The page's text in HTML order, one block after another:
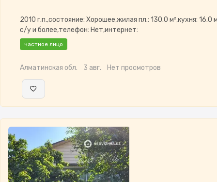
2010 г.п.,состояние: Хорошее,жилая пл.: 130.0 м²,кухня: 16.0
с/у и более,телефон: Нет,интернет:
Проводной,Сигнализация,Круглосуточная
охрана,Навес,Сад,Веранда,Хозпостройки
частное лицо
Алматинская обл. 3 авг. Нет просмотров